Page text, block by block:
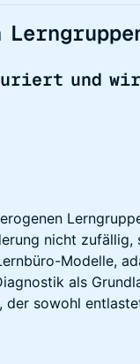
und
nicht zufällig,
Modelle,
als
der sowohl